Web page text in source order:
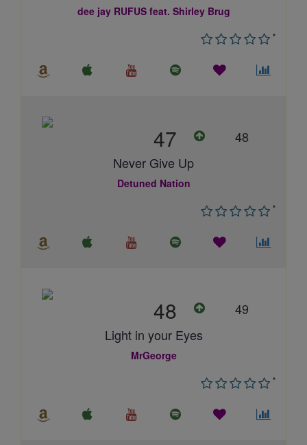
dee jay RUFUS feat. Shirley Brug
*
47
48
Never Give Up
Detuned Nation
*
48
49
Light in your Eyes
MrGeorge
*